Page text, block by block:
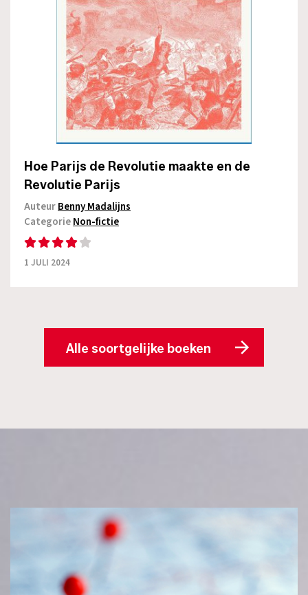
Hoe Parijs de Revolutie maakte en de
Revolutie Parijs
AuteurBenny Madalijns
CategorieNon-fictie
1 JULI 2024
Alle soortgelijke boeken